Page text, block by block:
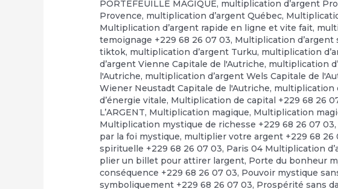
PORTEFEUILLE MAGIQUE, multiplication d’argent
Provence, multiplication d’argent Québec,
Multiplication d’argent rapide en ligne et vite fait,
temoignage +229 68 26 07 03, Multiplication d’argent
tiktok, multiplication d’argent Turku, multiplication
d’argent Vienne Capitale de l'Autriche, multiplication
l'Autriche, multiplication d’argent Wels Capitale de
Wiener Neustadt Capitale de l'Autriche, multiplication
d’énergie vitale, Multiplication de capital +229 68 26
L’ARGENT, Multiplication magique, Multiplication
Multiplication mystique de richesse +229 68 26 07 03,
par la foi mystique, multiplier votre argent +229 68 26
spirituelle +229 68 26 07 03, Paris 04 Multiplication
plier un billet pour attirer largent, Porte du bonheur
conséquence +229 68 26 07 03, Pouvoir mystique
symboliquement +229 68 26 07 03, Prospérité sans